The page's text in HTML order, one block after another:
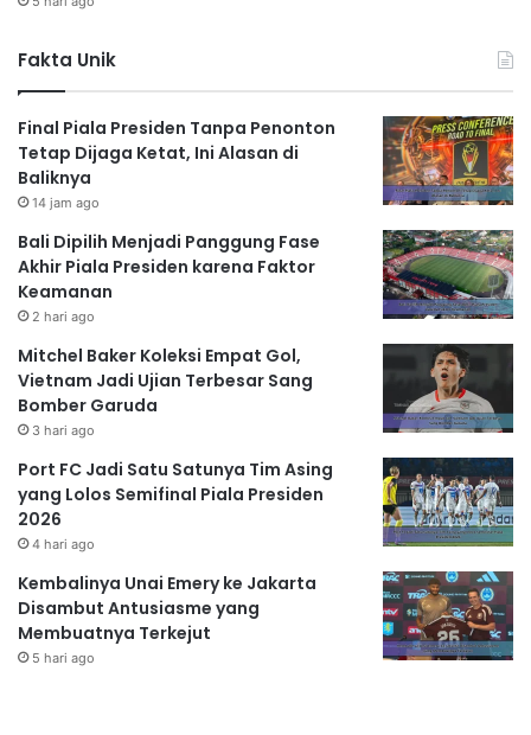
Fakta Unik
Final Piala Presiden Tanpa Penonton
Tetap Dijaga Ketat, Ini Alasan di
Baliknya
14 jam ago
Bali Dipilih Menjadi Panggung Fase
Akhir Piala Presiden karena Faktor
Keamanan
2 hari ago
Mitchel Baker Koleksi Empat Gol,
Vietnam Jadi Ujian Terbesar Sang
Bomber Garuda
3 hari ago
Port FC Jadi Satu Satunya Tim Asing
yang Lolos Semifinal Piala Presiden
2026
4 hari ago
Kembalinya Unai Emery ke Jakarta
Disambut Antusiasme yang
Membuatnya Terkejut
5 hari ago